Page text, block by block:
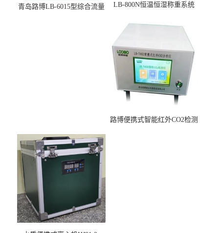
青岛路博LB-6015型综合流量
LB-800N恒温恒湿称重系统
路博便携式智能红外CO2检测